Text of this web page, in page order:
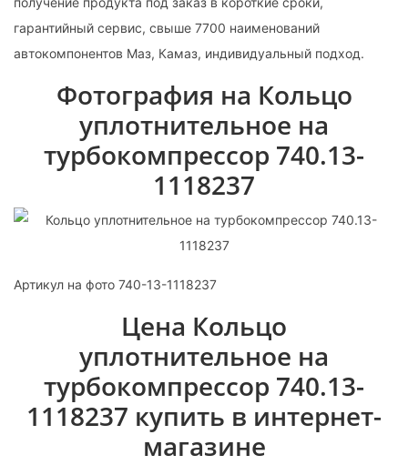
гарантийный сервис, свыше 7700 наименований
автокомпонентов Маз, Камаз, индивидуальный подход.
Фотография на Кольцо
уплотнительное на
турбокомпрессор 740.13-
1118237
Артикул на фото 740-13-1118237
Цена Кольцо
уплотнительное на
турбокомпрессор 740.13-
1118237 купить в интернет-
магазине